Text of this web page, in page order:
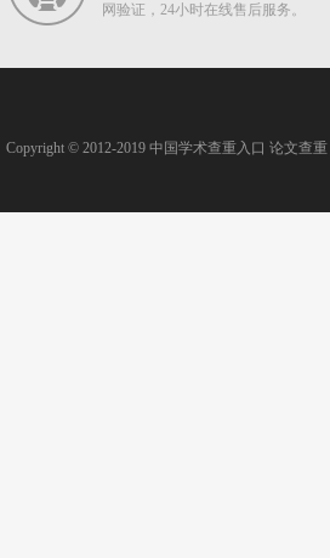
网验证，24小时在线售后服务。
Copyright © 2012-2019 中国学术查重入口 论文查重